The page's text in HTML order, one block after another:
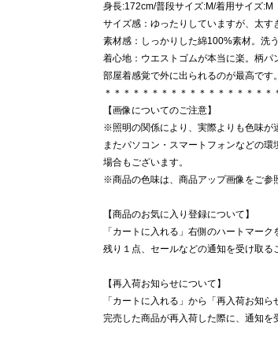
身長:172cm/普段サイズ:M/着用サイズ:M
サイズ感：ゆったりしていますが、太す
素材感：しっかりした綿100%素材。洗
着心地：ウエストゴムが本当に楽。柄パ
部屋着感覚で外に出られるのが最高です。
＊＊＊＊＊＊＊＊＊＊＊＊＊＊＊＊＊＊
【画像についてのご注意】
※照明の関係により、実際よりも色味が
またパソコン・スマートフォンなどの
場合もございます。
※商品の色味は、商品アップ画像をご参
【商品のお気に入り登録について】
「カートに入れる」右側のハートマーク
残り１点、セールなどの通知を受け取る
【再入荷お知らせについて】
「カートに入れる」から「再入荷お知
完売した商品が再入荷した際に、通知を